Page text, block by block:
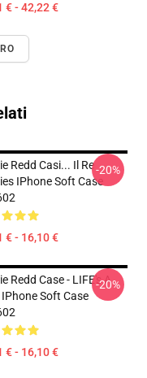
€ - 42,22 €
Redd Casi... Il Re
IPhone Soft Case
€ - 16,10 €
-20%
Redd Case - LIFE's A
IPhone Soft Case
€ - 16,10 €
-20%